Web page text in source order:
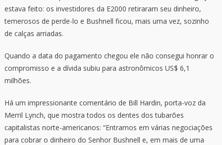
estava feito: os investidores da E2000 retiraram seu dinheiro,
temerosos de perde-lo e Bushnell ficou, mais uma vez, sozinho
de calças arriadas.
Quando a data do pagamento chegou ele não consegui honrar o
compromisso e a dívida subiu para astronômicos US$ 6,1
milhões.
Há um impressionante comentário de Bill Hardin, porta-voz da
Merril Lynch, que mostra todos os dentes dos tubarões
capitalistas norte-americanos: “Entramos em várias negociações
para cobrar o dinheiro do Senhor Bushnell e, em mais de uma